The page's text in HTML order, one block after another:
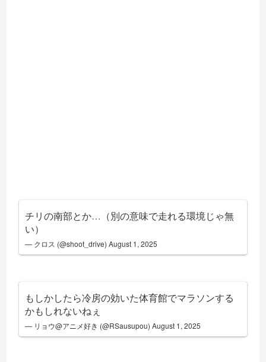
チリの南部とか…（別の意味で走れる環境じゃ無
い）
— クロス (@shoot_drive)August 1, 2025
もしかしたら冷房の効いた体育館でマラソンする
かもしれないねぇ
— リョウ@アニメ好き (@RSausupou)August 1, 2025